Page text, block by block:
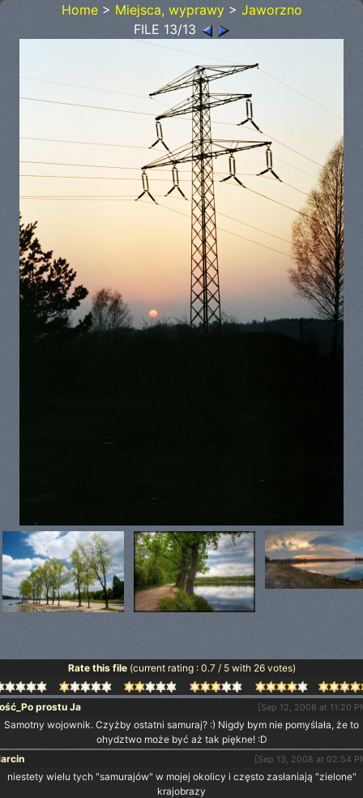
Home> Miejsca, wyprawy> Jaworzno
FILE 13/13
Rate this file (current rating : 0.7 / 5 with 26 votes)
prostu Ja [Sep 12, 2008 at 11:20
Samotny wojownik. Czyżby ostatni samuraj? :) Nigdy bym nie pomyślała, że to
ohydztwo może być aż tak piękne! :D
[Sep 13, 2008 at 02:54
niestety wielu tych "samurajów" w mojej okolicy i często zasłaniają "zielone"
krajobrazy